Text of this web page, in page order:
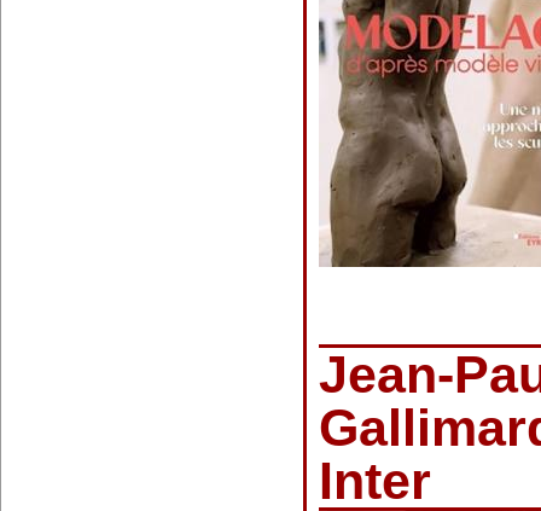
Jean-
Inter